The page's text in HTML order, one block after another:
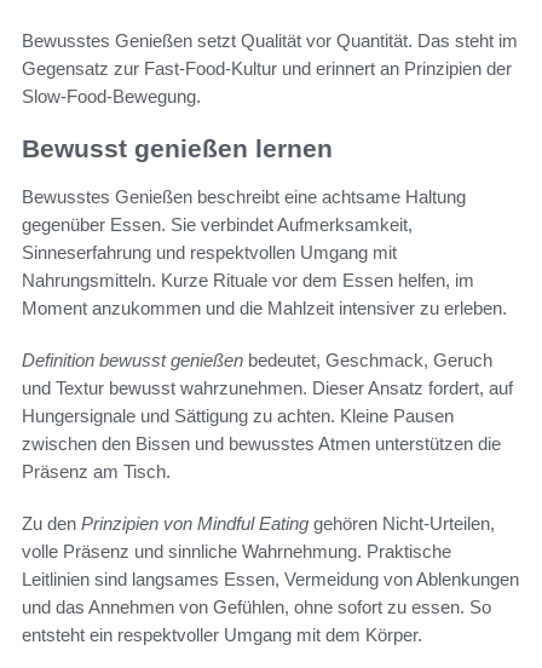
Bewusstes Genießen setzt Qualität vor Quantität. Das steht im
Gegensatz zur Fast-Food-Kultur und erinnert an Prinzipien der
Slow-Food-Bewegung.
Bewusst genießen lernen
Bewusstes Genießen beschreibt eine achtsame Haltung
gegenüber Essen. Sie verbindet Aufmerksamkeit,
Sinneserfahrung und respektvollen Umgang mit
Nahrungsmitteln. Kurze Rituale vor dem Essen helfen, im
Moment anzukommen und die Mahlzeit intensiver zu erleben.
Definition bewusst genießen bedeutet, Geschmack, Geruch
und Textur bewusst wahrzunehmen. Dieser Ansatz fordert, auf
Hungersignale und Sättigung zu achten. Kleine Pausen
zwischen den Bissen und bewusstes Atmen unterstützen die
Präsenz am Tisch.
Zu den Prinzipien von Mindful Eating gehören Nicht-Urteilen,
volle Präsenz und sinnliche Wahrnehmung. Praktische
Leitlinien sind langsames Essen, Vermeidung von Ablenkungen
und das Annehmen von Gefühlen, ohne sofort zu essen. So
entsteht ein respektvoller Umgang mit dem Körper.